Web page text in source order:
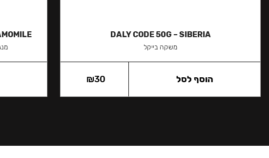
DALY CODE 50G – SIBERIA
משקה בייקל
₪30 הוסף לסל